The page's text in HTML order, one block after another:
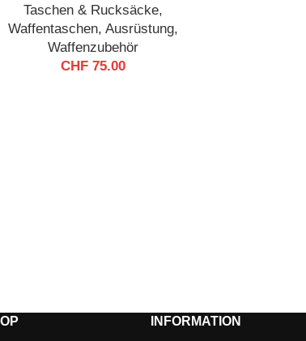
Taschen & Rucksäcke,
Waffentaschen, Ausrüstung,
Waffenzubehör
CHF75.00
INFORMATION